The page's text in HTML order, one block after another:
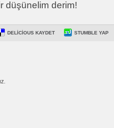
düşünelim derim!
DELICIOUS KAYDET STUMBLE YAP